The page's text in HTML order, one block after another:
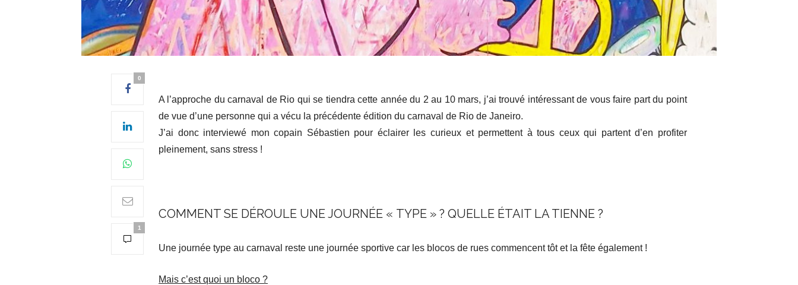
0
1
A l’approche du carnaval de Rio qui se tiendra cette année du 2 au 10 mars, j’ai trouvé intéressant de vous faire part du point
de vue d’une personne qui a vécu la précédente édition du carnaval de Rio de Janeiro.
J’ai donc interviewé mon copain Sébastien pour éclairer les curieux et permettent à tous ceux qui partent d’en profiter
pleinement, sans stress !
COMMENT SE DÉROULE UNE JOURNÉE « TYPE » ? QUELLE ÉTAIT LA TIENNE ?
Une journée type au carnaval reste une journée sportive car les blocos de rues commencent tôt et la fête également !
Mais c’est quoi un bloco ?